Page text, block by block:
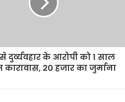
दुर्व्यवहार के आरोपी को 1 साल
कारावास, 20 हजार का जुर्माना